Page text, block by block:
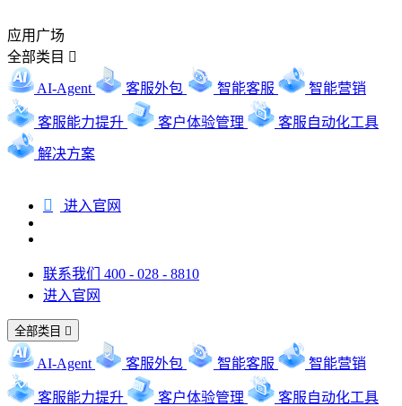
应用广场
全部类目 
AI-Agent 客服外包 智能客服 智能营销
客服能力提升 客户体验管理 客服自动化工具
解决方案
 进入官网
联系我们 400 - 028 - 8810
进入官网
全部类目 
AI-Agent 客服外包 智能客服 智能营销
客服能力提升 客户体验管理 客服自动化工具